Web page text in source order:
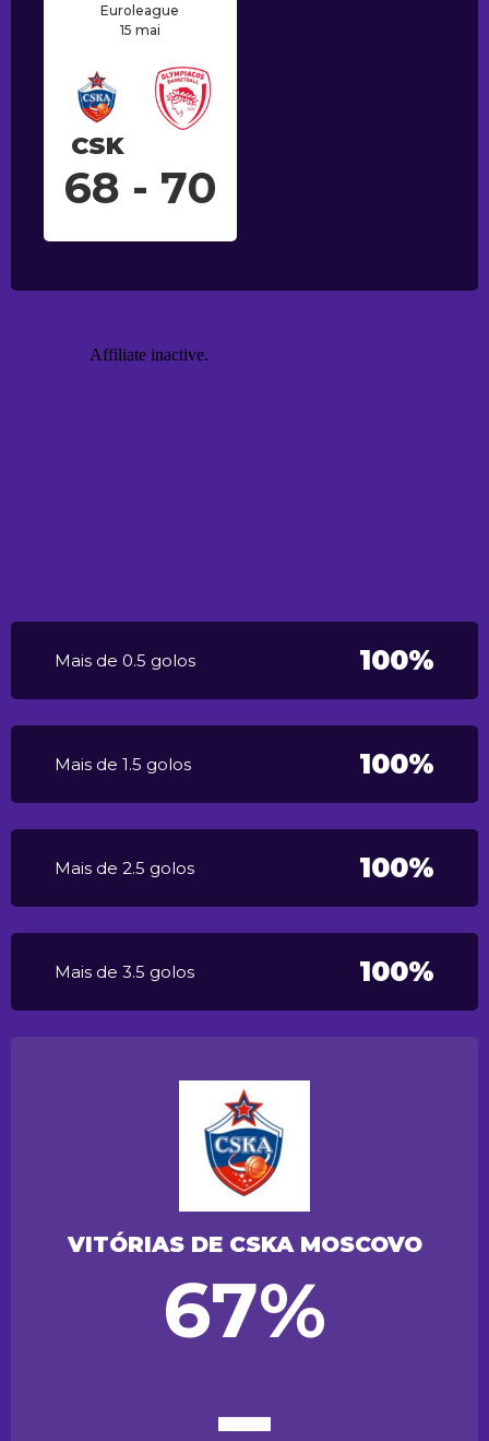
Euroleague
15 mai
CSK
68 - 70
Mais de 0.5 golos 100%
Mais de 1.5 golos 100%
Mais de 2.5 golos 100%
Mais de 3.5 golos 100%
VITÓRIAS DE CSKA MOSCOVO
67%